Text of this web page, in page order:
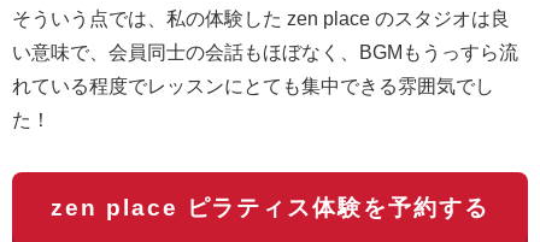
そういう点では、私の体験した zen place のスタジオは良
い意味で、会員同士の会話もほぼなく、BGMもうっすら流
れている程度でレッスンにとても集中できる雰囲気でし
た！
zen place ピラティス体験を予約する